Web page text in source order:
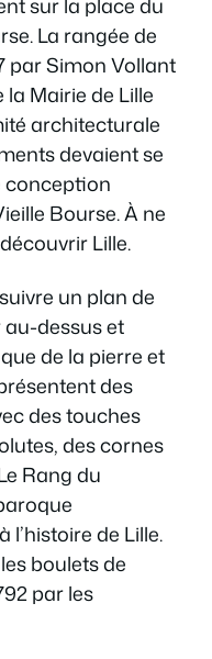
La rangée de
par Simon Vollant
Mairie de Lille
architecturale
devaient se
conception
Bourse. À ne
Lille.
un plan de
dessus et
de la pierre et
des
des touches
des cornes
Rang du
l’histoire de Lille.
boulets de
par les